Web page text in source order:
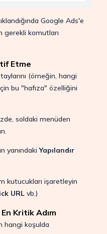
Google Ads'e
gerekli komutları
Etme
(örneğin, hangi
bu "hafıza" özelliğini
soldaki menüden
yanındakiYapılandır
kutucukları işaretleyin
URLvb.)
Kritik Adım
hangi koşulda